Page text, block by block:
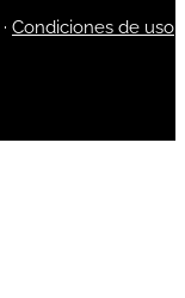
· Condiciones de uso